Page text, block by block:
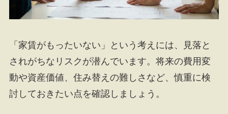
「家賃がもったいない」という考えには、見落と
されがちなリスクが潜んでいます。将来の費用変
動や資産価値、住み替えの難しさなど、慎重に検
討しておきたい点を確認しましょう。